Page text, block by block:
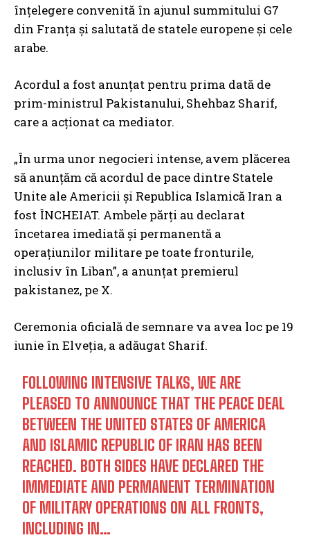
înțelegere convenită în ajunul summitului G7
din Franța și salutată de statele europene și cele
arabe.
Acordul a fost anunțat pentru prima dată de
prim-ministrul Pakistanului, Shehbaz Sharif,
care a acționat ca mediator.
„În urma unor negocieri intense, avem plăcerea
să anunțăm că acordul de pace dintre Statele
Unite ale Americii și Republica Islamică Iran a
fost ÎNCHEIAT. Ambele părți au declarat
încetarea imediată și permanentă a
operațiunilor militare pe toate fronturile,
inclusiv în Liban”, a anunțat premierul
pakistanez, pe X.
Ceremonia oficială de semnare va avea loc pe 19
iunie în Elveția, a adăugat Sharif.
FOLLOWING INTENSIVE TALKS, WE ARE
PLEASED TO ANNOUNCE THAT THE PEACE DEAL
BETWEEN THE UNITED STATES OF AMERICA
AND ISLAMIC REPUBLIC OF IRAN HAS BEEN
REACHED. BOTH SIDES HAVE DECLARED THE
IMMEDIATE AND PERMANENT TERMINATION
OF MILITARY OPERATIONS ON ALL FRONTS,
INCLUDING IN…